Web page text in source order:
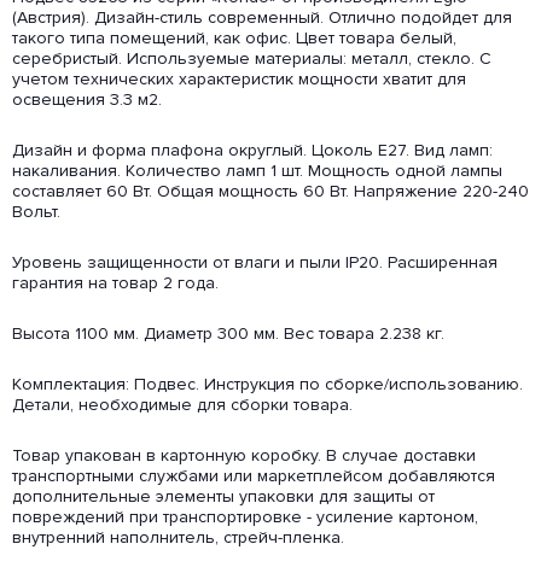
(Австрия). Дизайн-стиль современный. Отлично подойдет для
такого типа помещений, как офис. Цвет товара белый,
серебристый. Используемые материалы: металл, стекло. С
учетом технических характеристик мощности хватит для
освещения 3.3 м2.
Дизайн и форма плафона округлый. Цоколь E27. Вид ламп:
накаливания. Количество ламп 1 шт. Мощность одной лампы
составляет 60 Вт. Общая мощность 60 Вт. Напряжение 220-240
Вольт.
Уровень защищенности от влаги и пыли IP20. Расширенная
гарантия на товар 2 года.
Высота 1100 мм. Диаметр 300 мм. Вес товара 2.238 кг.
Комплектация: Подвес. Инструкция по сборке/использованию.
Детали, необходимые для сборки товара.
Товар упакован в картонную коробку. В случае доставки
транспортными службами или маркетплейсом добавляются
дополнительные элементы упаковки для защиты от
повреждений при транспортировке - усиление картоном,
внутренний наполнитель, стрейч-пленка.